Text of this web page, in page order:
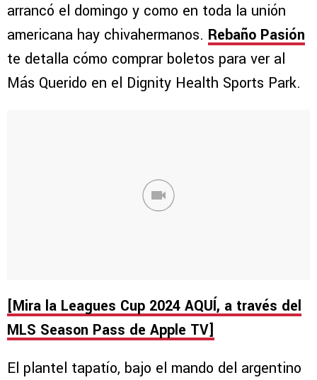
arrancó el domingo y como en toda la unión
americana hay chivahermanos. Rebaño Pasión
te detalla cómo comprar boletos para ver al
Más Querido en el Dignity Health Sports Park.
[Mira la Leagues Cup 2024 AQUÍ, a través del
MLS Season Pass de Apple TV]
El plantel tapatío, bajo el mando del argentino